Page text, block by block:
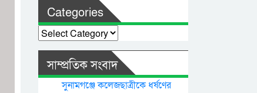
Categories
Categories
সাম্প্রতিক সংবাদ
সুনামগঞ্জে কলেজছাত্রীকে ধর্ষণের